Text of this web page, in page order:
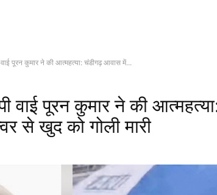
पूरन कुमार ने की आत्महत्या: चंडीगढ़ आवास में...
वाई पूरन कुमार ने की
से खुद को गोली मारी